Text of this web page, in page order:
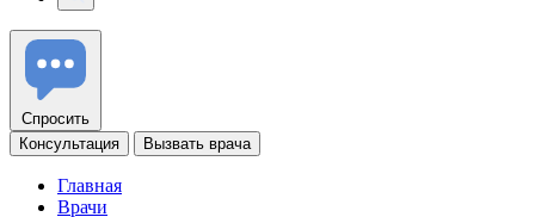
Спросить
Консультация
Вызвать врача
Главная
Врачи